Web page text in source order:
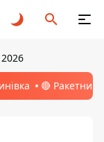
🔴 Ракетний